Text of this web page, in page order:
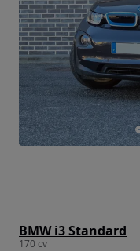
BMW i3 Standard
170 cv